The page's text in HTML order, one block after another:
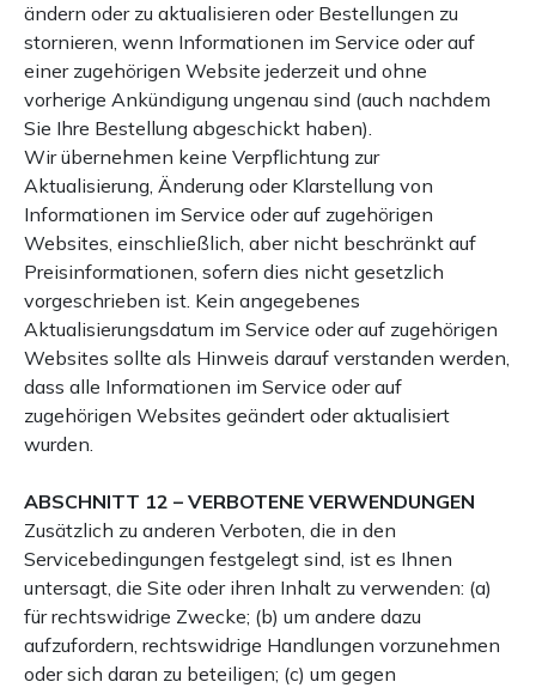
ändern oder zu aktualisieren oder Bestellungen zu
stornieren, wenn Informationen im Service oder auf
einer zugehörigen Website jederzeit und ohne
vorherige Ankündigung ungenau sind (auch nachdem
Sie Ihre Bestellung abgeschickt haben).
Wir übernehmen keine Verpflichtung zur
Aktualisierung, Änderung oder Klarstellung von
Informationen im Service oder auf zugehörigen
Websites, einschließlich, aber nicht beschränkt auf
Preisinformationen, sofern dies nicht gesetzlich
vorgeschrieben ist. Kein angegebenes
Aktualisierungsdatum im Service oder auf zugehörigen
Websites sollte als Hinweis darauf verstanden werden,
dass alle Informationen im Service oder auf
zugehörigen Websites geändert oder aktualisiert
wurden.
ABSCHNITT 12 – VERBOTENE VERWENDUNGEN
Zusätzlich zu anderen Verboten, die in den
Servicebedingungen festgelegt sind, ist es Ihnen
untersagt, die Site oder ihren Inhalt zu verwenden: (a)
für rechtswidrige Zwecke; (b) um andere dazu
aufzufordern, rechtswidrige Handlungen vorzunehmen
oder sich daran zu beteiligen; (c) um gegen